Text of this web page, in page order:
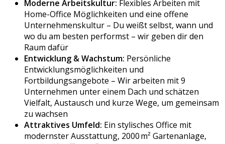
Moderne Arbeitskultur: Flexibles Arbeiten mit
Home-Office Möglichkeiten und eine offene
Unternehmenskultur – Du weißt selbst, wann und
wo du am besten performst – wir geben dir den
Raum dafür
Entwicklung & Wachstum: Persönliche
Entwicklungsmöglichkeiten und
Fortbildungsangebote – Wir arbeiten mit 9
Unternehmen unter einem Dach und schätzen
Vielfalt, Austausch und kurze Wege, um gemeinsam
zu wachsen
Attraktives Umfeld: Ein stylisches Office mit
modernster Ausstattung, 2000 m² Gartenanlage,